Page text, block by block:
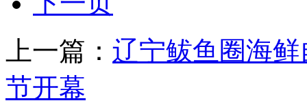
上一篇： 辽宁鲅鱼圈海
节开幕